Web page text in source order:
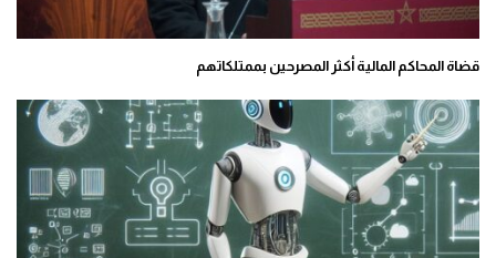
قضاة المحاكم المالية أكثر المصرحين بممتلكاتهم